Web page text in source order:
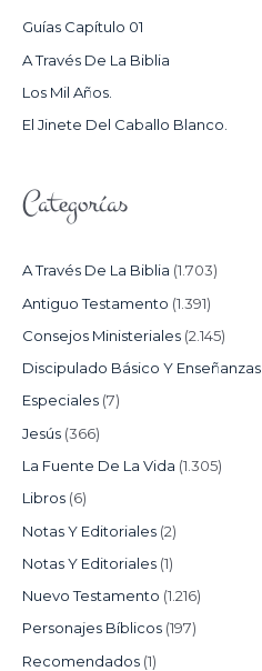
R
:
Guías Capítulo 01
A Través De La Biblia
Los Mil Años.
El Jinete Del Caballo Blanco.
Categorías
A Través De La Biblia (1.703)
Antiguo Testamento (1.391)
Consejos Ministeriales (2.145)
Discipulado Básico Y Enseñanzas
Especiales (7)
Jesús (366)
La Fuente De La Vida (1.305)
Libros (6)
Notas Y Editoriales (2)
Notas Y Editoriales (1)
Nuevo Testamento (1.216)
Personajes Bíblicos (197)
Recomendados (1)